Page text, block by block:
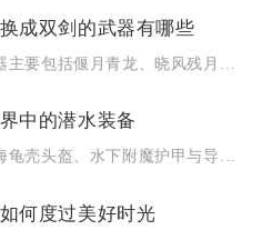
成双剑的武器有哪些
中的潜水装备
核心潜水装备包括海龟壳头盔、水下附魔护甲与导管，集齐并合理附...
何度过美好时光